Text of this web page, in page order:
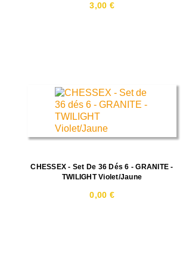
3,00 €
CHESSEX - Set De 36 Dés 6 - GRANITE -
TWILIGHT Violet/Jaune
0,00 €